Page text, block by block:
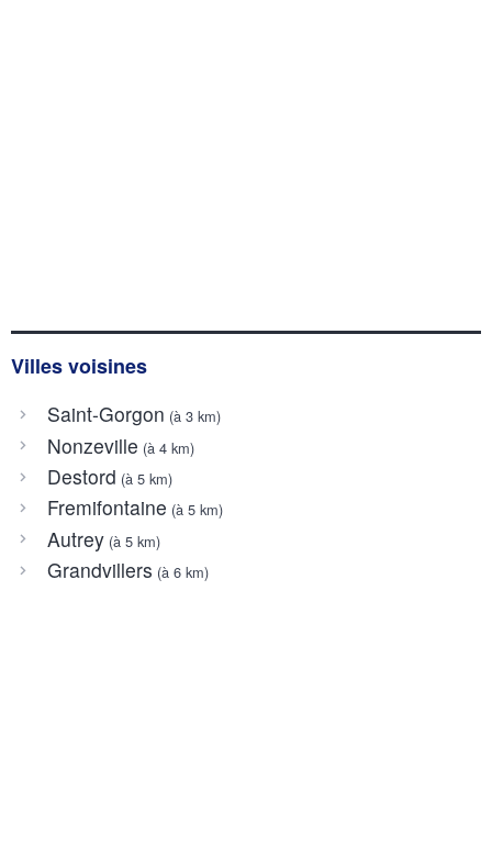
Villes voisines
Saint-Gorgon (à 3 km)
Nonzeville (à 4 km)
Destord (à 5 km)
Fremifontaine (à 5 km)
Autrey(à 5 km)
Grandvillers (à 6 km)